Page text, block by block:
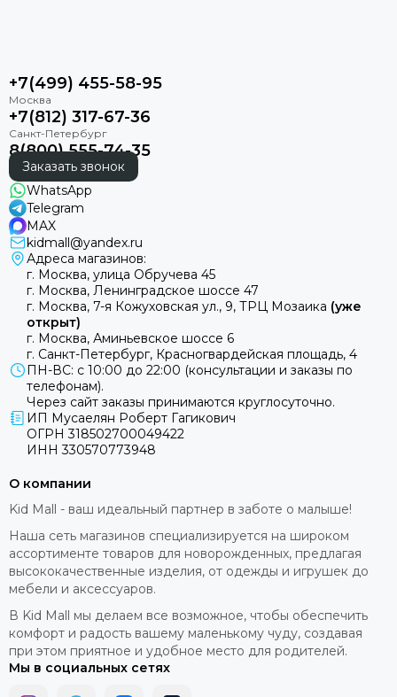
+7(499) 455-58-95
+7(812) 317-67-36
8(800) 555-74-35
Заказать звонок
WhatsApp
Telegram
MAX
kidmall@yandex.ru
Адреса магазинов:
г. Москва, улица Обручева 45
г. Москва, Ленинградское шоссе 47
г. Москва, 7-я Кожуховская ул., 9, ТРЦ Мозаика (уже
открыт)
г. Москва, Аминьевское шоссе 6
г. Санкт-Петербург, Красногвардейская площадь, 4
ПН-ВС: с 10:00 до 22:00 (консультации и заказы по
телефонам).
Через сайт заказы принимаются круглосуточно.
ИП Мусаелян Роберт Гагикович
ОГРН 318502700049422
ИНН 330570773948
О компании
Kid Mall - ваш идеальный партнер в заботе о малыше!
Наша сеть магазинов специализируется на широком
ассортименте товаров для новорожденных, предлагая
высококачественные изделия, от одежды и игрушек до
мебели и аксессуаров.
В Kid Mall мы делаем все возможное, чтобы обеспечить
комфорт и радость вашему маленькому чуду, создавая
при этом приятное и удобное место для родителей.
Мы в социальных сетях